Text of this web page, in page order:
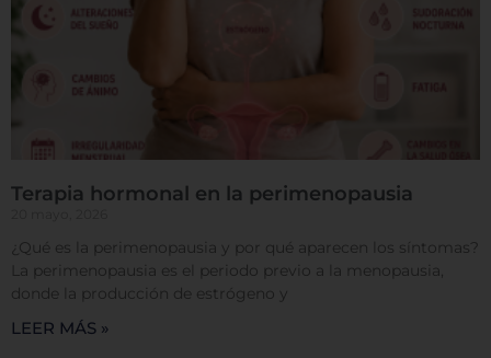
Terapia hormonal en la perimenopausia
¿Qué es la perimenopausia y por qué aparecen los síntomas?
La perimenopausia es el periodo previo a la menopausia,
donde la producción de estrógeno y
LEER MÁS »